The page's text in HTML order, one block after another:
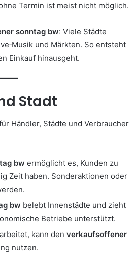
Termin ist meist nicht möglich.
sonntag bw: Viele Städte
und Märkten. So entsteht
Einkauf hinausgeht.
Stadt
Händler, Städte und Verbraucher
bw ermöglicht es, Kunden zu
Zeit haben. Sonderaktionen oder
bw belebt Innenstädte und zieht
Betriebe unterstützt.
kann den verkaufsoffener
nutzen.